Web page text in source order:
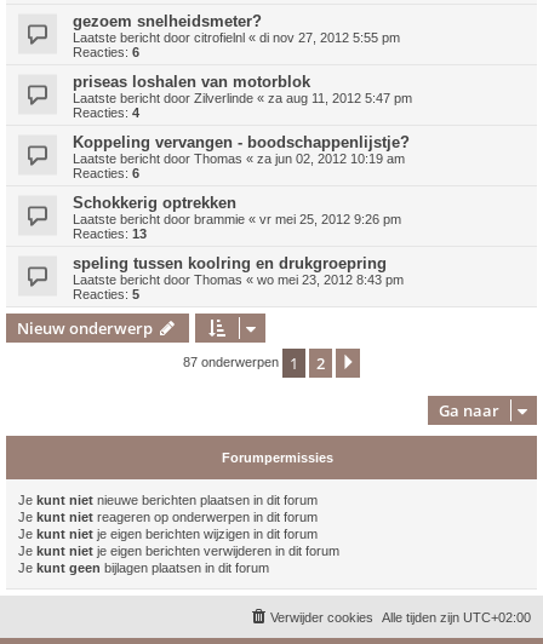
gezoem snelheidsmeter?
Laatste bericht door citrofielnl « di nov 27, 2012 5:55 pm
Reacties: 6
priseas loshalen van motorblok
Laatste bericht door Zilverlinde « za aug 11, 2012 5:47 pm
Reacties: 4
Koppeling vervangen - boodschappenlijstje?
Laatste bericht door Thomas « za jun 02, 2012 10:19 am
Reacties: 6
Schokkerig optrekken
Laatste bericht door brammie « vr mei 25, 2012 9:26 pm
Reacties: 13
speling tussen koolring en drukgroepring
Laatste bericht door Thomas « wo mei 23, 2012 8:43 pm
Reacties: 5
Nieuw onderwerp
87 onderwerpen 1 2
Ga naar
Forumpermissies
Je kunt niet nieuwe berichten plaatsen in dit forum
Je kunt niet reageren op onderwerpen in dit forum
Je kunt niet je eigen berichten wijzigen in dit forum
Je kunt niet je eigen berichten verwijderen in dit forum
Je kunt geen bijlagen plaatsen in dit forum
Alle tijden zijn UTC+02:00
Verwijder cookies